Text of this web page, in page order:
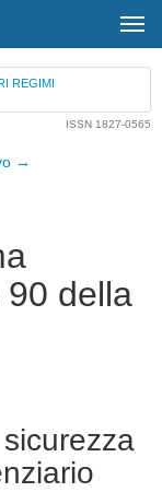
REGIMI
ISSN 1827-0565
→
della